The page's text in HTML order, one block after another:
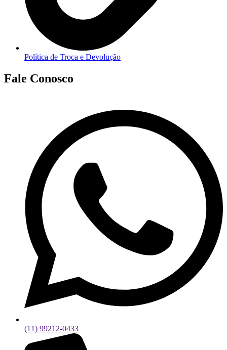
Política de Troca e Devolução
Fale Conosco
(11) 99212-0433